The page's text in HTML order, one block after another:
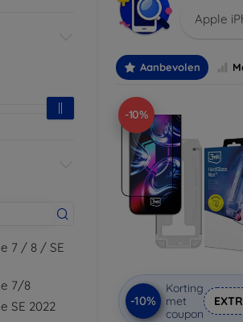
7 / 8 / SE
7/8
SE 2022
Apple
Aanbevolen
-10%
-10%
Korting
met
coupon